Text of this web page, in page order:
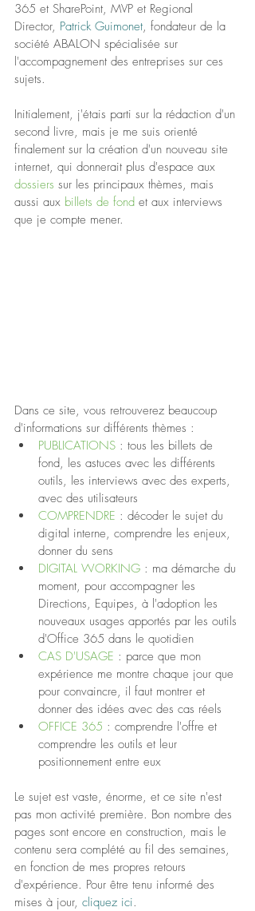
365 et SharePoint, MVP et Regional
Director, Patrick Guimonet, fondateur de la
société ABALON spécialisée sur
l'accompagnement des entreprises sur ces
sujets.
Initialement, j'étais parti sur la rédaction d'un
second livre, mais je me suis orienté
finalement sur la création d'un nouveau site
internet, qui donnerait plus d'espace aux
dossiers sur les principaux thèmes, mais
aussi aux billets de fond et aux interviews
que je compte mener.
Dans ce site, vous retrouverez beaucoup
d'informations sur différents thèmes :
PUBLICATIONS : tous les billets de
fond, les astuces avec les différents
outils, les interviews avec des experts,
avec des utilisateurs
COMPRENDRE : décoder le sujet du
digital interne, comprendre les enjeux,
donner du sens
DIGITAL WORKING : ma démarche du
moment, pour accompagner les
Directions, Equipes, à l'adoption les
nouveaux usages apportés par les outils
d'Office 365 dans le quotidien
CAS D'USAGE : parce que mon
expérience me montre chaque jour que
pour convaincre, il faut montrer et
donner des idées avec des cas réels
OFFICE 365 : comprendre l'offre et
comprendre les outils et leur
positionnement entre eux
Le sujet est vaste, énorme, et ce site n'est
pas mon activité première. Bon nombre des
pages sont encore en construction, mais le
contenu sera complété au fil des semaines,
en fonction de mes propres retours
d'expérience. Pour être tenu informé des
mises à jour, cliquez ici.